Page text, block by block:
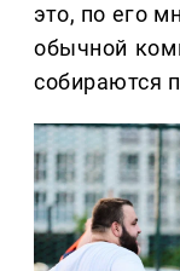
это, по его
обычной
собираются